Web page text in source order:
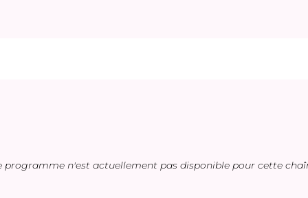
programme n'est actuellement pas disponible pour cette